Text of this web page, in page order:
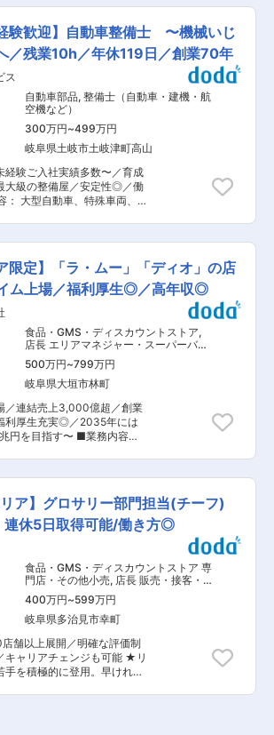
・サービスフロントマネージ
整備士チャレンジ支援 ・マネ
階別研修を用意しています。
っています ・完全週休2日
月平均18時間程度 ・年間休
・夏季休暇 ・年末年始休暇 ・
（最大40時間） ・半日有給
務制度あり ・県外転勤なし
きやすい環境づくりを進めて
店舗平均5〜6名の整備士が
を進めています。 明るくコ
発で年齢の近いスタッフが
る環境です。 Honda車ならで
につきお客様から感謝の言葉
務
、倉庫管理者と連携してデー
へつなげる ◇発注業務のエ
援で全社の調達業務改善を主
当社の調達に最適なシステ
ス
ていない調達品データベース
らMRP作成ができるシステ
を検討いただきます。 ■ポ
長を続ける当社の調達品デー
じ、会社全体の調達システム
だくことができます。より最
なるよう企画・システム選
まで裁量をもって実施いただ
貫して行っており、他社には
、EV（電気自動車）、
担う多くの業界に重宝されて
の高いオーダーにも応えられ
率は30%超えと高い利益率を
方 年間休日120日（＋有給
イム無しのフレックス勤務
／ゼロ残業方針／有給休暇取
レミアムフライデー等 ◇社員
適なオフィス環境：開放的な
ッフェスタイルのカフェ／
フリーアドレス制導入／先進
を採用した会議室等 ※工場
ンにも注力し、数々の建築
ランキング(日経新聞社)…
年冬6位 → 2023年夏5位 変
験歓迎】自動車整備士 〜機械いじ
／残業10h／年休119日／創業70年
ス
自動車部品, 整備士（自動車・建機・航
空機など）
300万円~499万円
岐阜県土岐市土岐津町高山
経験ご入社実績多数〜／育成
大級の整備屋／安定性◎／働
、加工取付、修理 ・産業車両
分解整備 など ≪整備いただ
両…クレーン車、トレーラー
消防車など ・大型車両…ダン
トレーラー、バスなど ・産業
、ショベルローダー、建機
エネルギー車 ■環境：
しております。 年齢構成(30
50代3名、60代1名、70代2
多く、大型車両の整備など
めるため、チームワークも
社風です。 ベテラン社員も多
を直接教わることができま
を確認 →チームの班長がスケ
りますので、やるべきことは
るほどのスケジュールを班長
るので、残業は月10h以下に
た経営
だくのは市や県などの自治体
く、創業70年間のお付き合
信頼もいただいており、安定
ります。 ◇主な取引先…
動車、L＆F中部、新明和オ
グなどの指定工場、GSユア
サービスの特約店 ◇社員
に少しでも楽に整備を行って
思いから、設備投資も積極的
直近の設備投資ですと、自動
良くなりました。 また、シフ
限定】「ラ・ムー」「ディオ」の店
ム上場／福利厚生◎／高年収◎
食品・GMS・ディスカウントストア,
店長 エリアマネジャー・スーパーバイ
ザー
500万円~799万円
岐阜県大垣市林町
／連結売上3,000億超／創業
利厚生充実◎／2035年には
指す〜 ■業務内容：
タッフとしての業務をお任せ
現在全国233店舗以上に拡大
スの成長率を誇る好調企業
活躍いただける方を募集しま
・生鮮部門はじめ、売り場
マネジメント） ・購買調達、
店舗メンバー（パート・アル
ス： 従来
異なりますが、実力次第で
ヤーまたはSVをお任せする
。一般メンバーの場合は店舗
から始まり、入社後3ヶ月で
バイヤー・SV・店舗開発など
用意しています。将来キャリ
部などの管理部門などへの異
リア】グロサリー部門担当(チーフ)
休5日取得可能/働き方◎
食品・GMS・ディスカウントストア 専
門店・その他小売, 店長 販売・接客・
売り場担当
400万円~599万円
岐阜県多治見市幸町
舗以上展開／明確な評価制
キャリアチェンジも可能 ★リ
手を積極的に登用。早ければ